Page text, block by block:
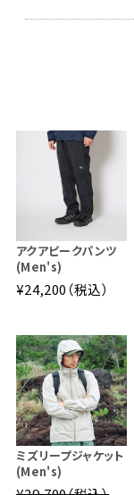
アクアピークパンツ
(Men's)
¥24,200（税込）
ミズリープジャケット
(Men's)